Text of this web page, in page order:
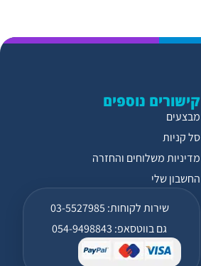
קישורים נוספים
מבצעים
סל קניות
מדיניות משלוחים והחזרה
החשבון שלי
שירות לקוחות: 03-5527985
גם בווטסאפ: 054-9498843